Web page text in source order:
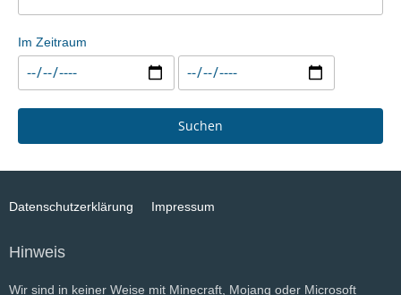
Im Zeitraum
Suchen
Datenschutzerklärung Impressum
Hinweis
Wir sind in keiner Weise mit Minecraft, Mojang oder Microsoft